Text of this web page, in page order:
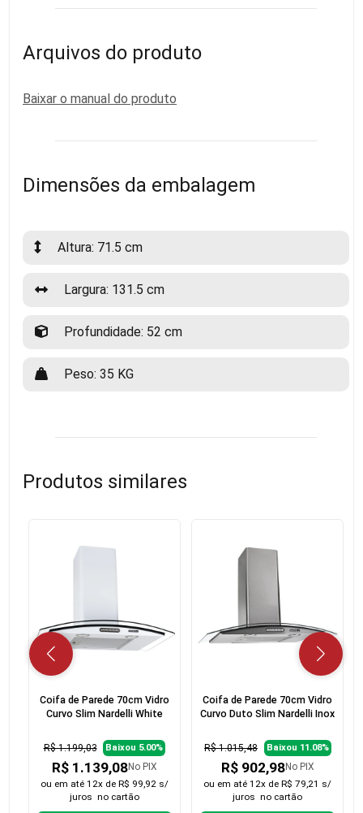
Arquivos do produto
Baixar o manual do produto
Dimensões da embalagem
Altura: 71.5 cm
Largura: 131.5 cm
Profundidade: 52 cm
Peso: 35 KG
Produtos similares
Coifa de Parede 70cm Vidro
Curvo Slim Nardelli White
R$ 1.199,03 Baixou 5.00%
R$ 1.139,08No PIX
ou em até 12x de R$ 99,92 s/
juros no cartão
Coifa de Parede 70cm Vidro
Curvo Duto Slim Nardelli Inox
R$ 1.015,48 Baixou 11.08%
R$ 902,98No PIX
ou em até 12x de R$ 79,21 s/
juros no cartão